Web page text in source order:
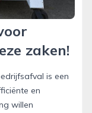
zaken!
is een
en
willen